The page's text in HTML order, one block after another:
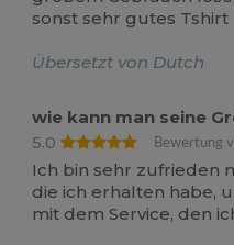
sonst sehr gutes Tshirt
Übersetzt von Dutch
wie kann man seine
5.0
Bewertung
Ich bin sehr zufrieden
die ich erhalten habe,
mit dem Service, den